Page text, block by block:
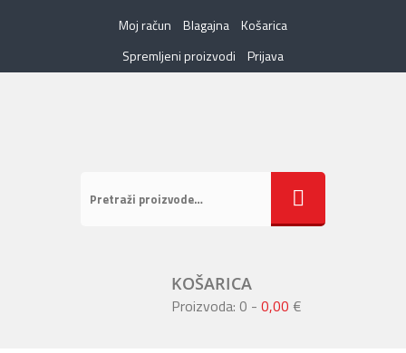
Moj račun Blagajna
Košarica
Spremljeni proizvodi
Prijava
KOŠARICA
Proizvoda: 0 - 0,00 €